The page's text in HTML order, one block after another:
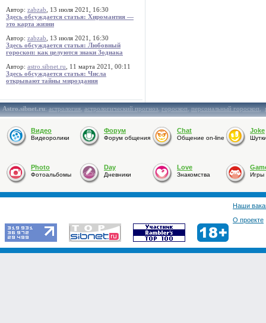
Автор: zabzab , 13 июля 2021, 16:30
Здесь обсуждается статья: Хиромантия —
это карта жизни
Автор: zabzab , 13 июля 2021, 16:30
Здесь обсуждается статья: Любовный
гороскоп: как целуются знаки Зодиака
Автор: astro.sibnet.ru , 11 марта 2021, 00:11
Здесь обсуждается статья: Числа
открывают тайны мироздания
Astro.sibnet.ru:астрология,астрологический прогноз,гороскоп,персональный гороскоп,
Видео
Видеоролики
Форум
Форум общения
Chat
Общение on-line
Joke
Photo
Фотоальбомы
Day
Дневники
Love
Знакомства Игры
Наши
О проекте